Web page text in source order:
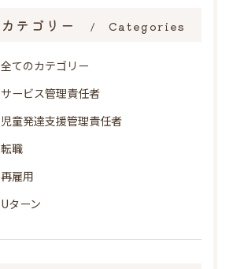
カテゴリー Categories
全てのカテゴリー
サービス管理責任者
児童発達支援管理責任者
転職
再雇用
Uターン